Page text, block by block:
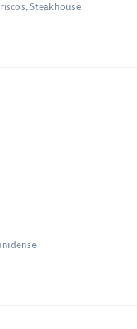
Steakhouse